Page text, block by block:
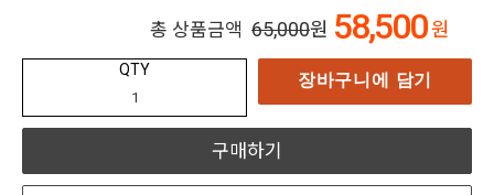
총 상품금액 65,000원 58,500원
QTY 장바구니에 담기
구매하기